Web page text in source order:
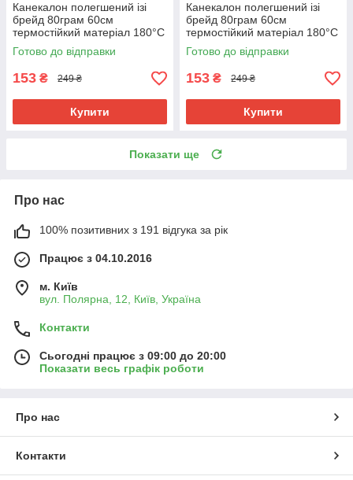
Канекалон полегшений ізі
брейд 80грам 60см
термостійкий матеріал 180°C
EZ-6 хвіст омбре Easy Braid
Готово до відправки
153 ₴ 249 ₴
Купити
Канекалон полегшений ізі
брейд 80грам 60см
термостійкий матеріал 180°C
EZ-7 хвіст омбре Easy Braid
Готово до відправки
153 ₴ 249 ₴
Купити
Показати ще
Про нас
100% позитивних з 191 відгука за рік
Працює з 04.10.2016
м. Київ
вул. Полярна, 12, Київ, Україна
Контакти
Сьогодні працює з 09:00 до 20:00
Показати весь графік роботи
Про нас
Контакти